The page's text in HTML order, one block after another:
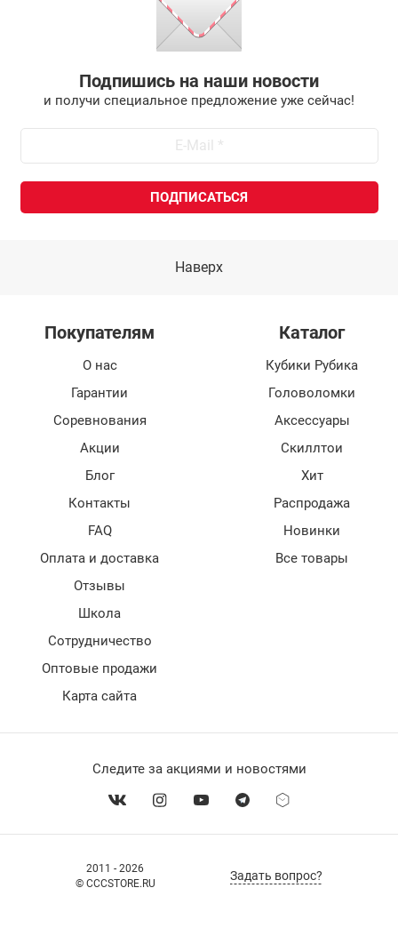
Подпишись на наши новости
и получи специальное предложение уже сейчас!
Наверх
2011 - 2026
© CCCSTORE.RU
Задать вопрос?
Покупателям
О нас
Гарантии
Соревнования
Акции
Блог
Контакты
FAQ
Оплата и доставка
Отзывы
Школа
Сотрудничество
Оптовые продажи
Карта сайта
Каталог
Кубики Рубика
Головоломки
Аксессуары
Скиллтои
Хит
Распродажа
Новинки
Все товары
Следите за акциями и новостями